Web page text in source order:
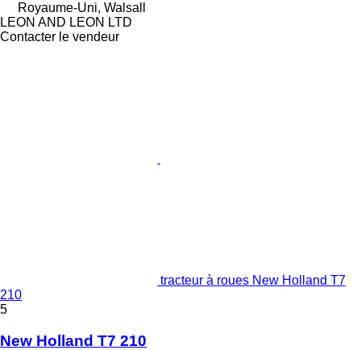
Royaume-Uni, Walsall
LEON AND LEON LTD
Contacter le vendeur
tracteur à roues New Holland T7
210
5
New Holland T7 210